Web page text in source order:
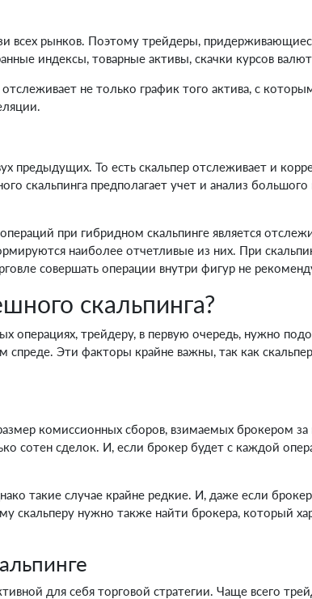
всех рынков. Поэтому трейдеры,
индексы, товарные активы, скачки курсов
не только график того актива, с
предыдущих. То есть скальпер отслеживает и
скальпинга предполагает учет и анализ
при гибридном скальпинге является
наиболее отчетливые из них. При
совершать операции внутри фигур не
скальпинга?
операциях, трейдеру, в первую очередь, нужно
Эти факторы крайне важны, так как
комиссионных сборов, взимаемых брокером
сотен сделок. И, если брокер будет с каждой
такие случае крайне редкие. И, даже если
скальперу нужно также найти брокера, который
для себя торговой стратегии. Чаще всего